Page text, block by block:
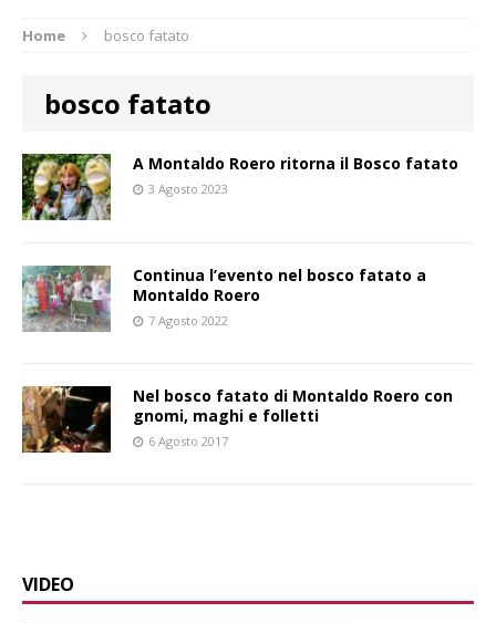
Home bosco fatato
bosco fatato
A Montaldo Roero ritorna il Bosco fatato
3 Agosto 2023
Continua l’evento nel bosco fatato a
Montaldo Roero
7 Agosto 2022
Nel bosco fatato di Montaldo Roero con
gnomi, maghi e folletti
6 Agosto 2017
VIDEO